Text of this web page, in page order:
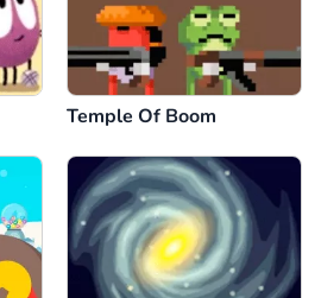
Temple Of Boom